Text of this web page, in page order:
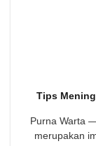
Tips
Purna Warta
merupakan